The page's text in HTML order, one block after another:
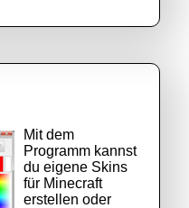
Mit dem
Programm kannst
du eigene Skins
für Minecraft
erstellen oder